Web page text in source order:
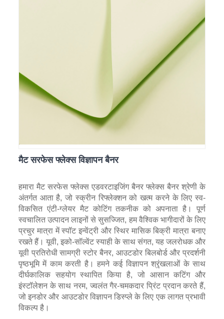
मैट सरफेस फ्लेक्स विज्ञापन बैनर
हमारा मैट सरफेस फ्लेक्स एडवरटाइजिंग बैनर फ्लेक्स बैनर श्रेणी के
अंतर्गत आता है, जो स्क्रीन रिफ्लेक्शन को खत्म करने के लिए स्व-
विकसित एंटी-ग्लेयर मैट कोटिंग तकनीक को अपनाता है। पूर्ण
स्वचालित उत्पादन लाइनों से सुसज्जित, हम वैश्विक भागीदारों के लिए
प्रचुर मात्रा में स्पॉट इन्वेंट्री और स्थिर मासिक बिक्री मात्रा बनाए
रखते हैं। यूवी, इको-सॉल्वेंट स्याही के साथ संगत, यह जलरोधक और
यूवी प्रतिरोधी सामग्री स्टोर बैनर, आउटडोर बिलबोर्ड और प्रदर्शनी
पृष्ठभूमि में काम करती है। हमने कई विज्ञापन श्रृंखलाओं के साथ
दीर्घकालिक सहयोग स्थापित किया है, जो आसान कटिंग और
इंस्टॉलेशन के साथ नरम, ज्वलंत गैर-चमकदार प्रिंट प्रदान करते हैं,
जो इनडोर और आउटडोर विज्ञापन डिस्प्ले के लिए एक लागत प्रभावी
विकल्प है।